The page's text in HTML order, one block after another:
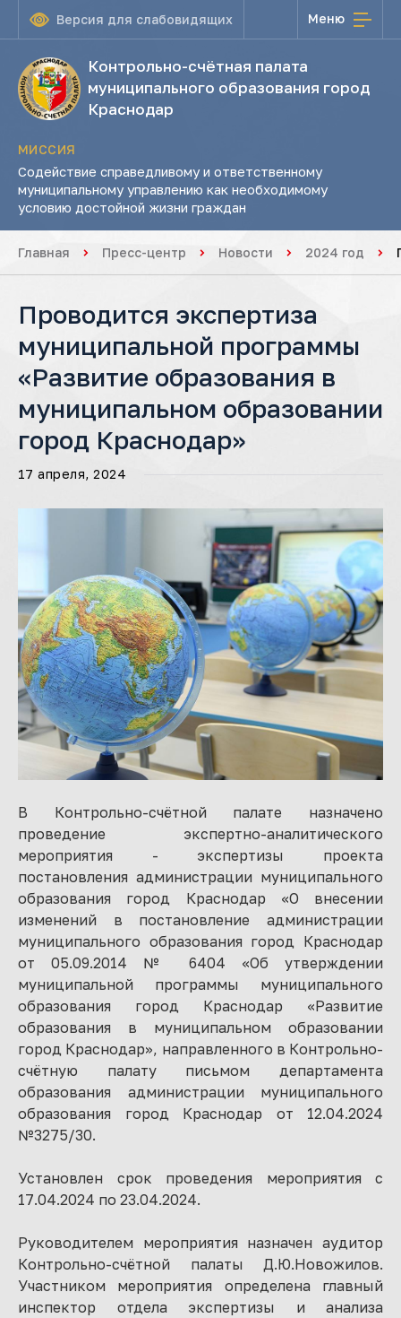
Версия для слабовидящих Меню
Контрольно-счётная палата
муниципального образования город
Краснодар
МИССИЯ
Содействие справедливому и ответственному
муниципальному управлению как необходимому
условию достойной жизни граждан
Главная Пресс-центр Новости 2024 год
Проводится экспертиза
муниципальной программы
«Развитие образования в
муниципальном образовании
город Краснодар»
17 апреля, 2024
В Контрольно-счётной палате назначено
проведение экспертно-аналитического
мероприятия - экспертизы проекта
постановления администрации муниципального
образования город Краснодар «О внесении
изменений в постановление администрации
муниципального образования город Краснодар
от 05.09.2014 № 6404 «Об утверждении
муниципальной программы муниципального
образования город Краснодар «Развитие
образования в муниципальном образовании
город Краснодар», направленного в Контрольно-
счётную палату письмом департамента
образования администрации муниципального
образования город Краснодар от 12.04.2024
№3275/30.
Установлен срок проведения мероприятия с
17.04.2024 по 23.04.2024.
Руководителем мероприятия назначен аудитор
Контрольно-счётной палаты Д.Ю.Новожилов.
Участником мероприятия определена главный
инспектор отдела экспертизы и анализа